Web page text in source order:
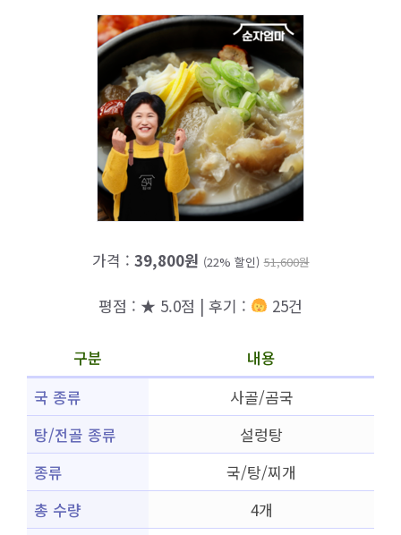
가격 : 39,800원 (22% 할인) 51,600원
평점 : ★ 5.0점 | 후기 : 25건
구분
내용
국 종류
사골/곰국
탕/전골 종류
설렁탕
종류
국/탕/찌개
총 수량
4개